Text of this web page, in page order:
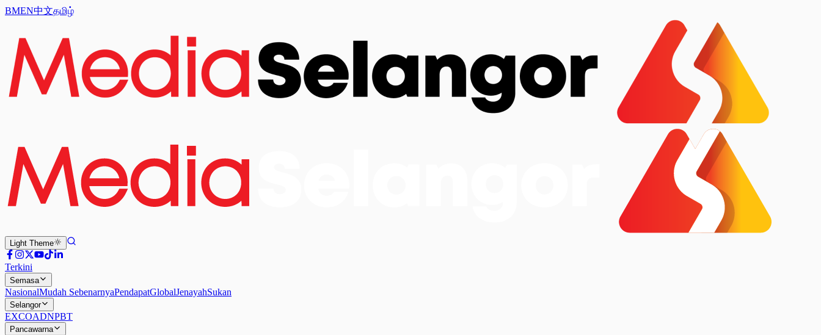
BMEN中文தமிழ்
Light Theme
Terkini
Semasa
NasionalMudah SebenarnyaPendapatGlobalJenayahSukan
Selangor
EXCOADNPBT
Pancawarna